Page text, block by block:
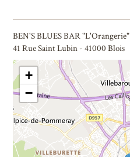
BEN'S BLUES BAR "L'Orangerie"
41 Rue Saint Lubin - 41000 Blois
+
−